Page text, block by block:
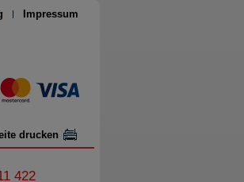
Impressum
drucken
422